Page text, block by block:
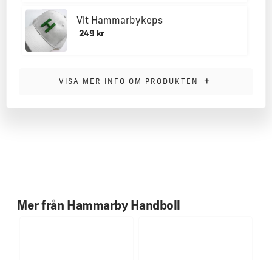
Vit Hammarbykeps
249 kr
MER INFORMATION
fabrik. Limited Edition!
VISA MER INFO OM PRODUKTEN +
Mer från Hammarby Handboll